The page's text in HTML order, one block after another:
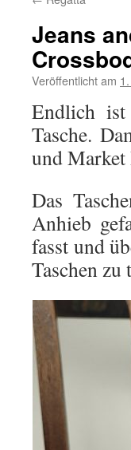
Jeans
Veröffentlicht am
Endlich
Tasche.
und Market
Das
Anhieb
fasst und
Taschen zu